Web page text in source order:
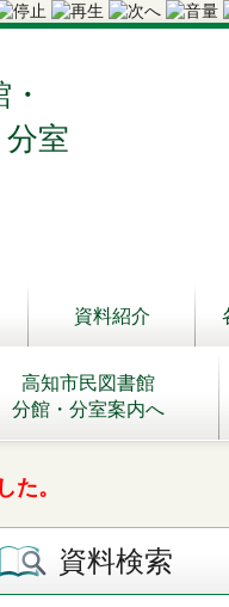
室
資料紹介
高知市民図書館
分館・分室案内へ
た。
資料検索